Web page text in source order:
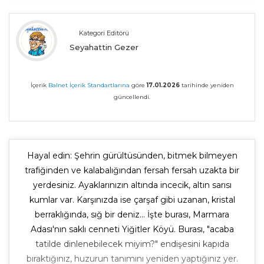
Kategori Editörü
Seyahattin Gezer
İçerik Balnet İçerik Standartlarına göre17.01.2026tarihinde yeniden
güncellendi.
Hayal edin: Şehrin gürültüsünden, bitmek bilmeyen
trafiğinden ve kalabalığından fersah fersah uzakta bir
yerdesiniz. Ayaklarınızın altında incecik, altın sarısı
kumlar var. Karşınızda ise çarşaf gibi uzanan, kristal
berraklığında, sığ bir deniz... İşte burası, Marmara
Adası'nın saklı cenneti Yiğitler Köyü. Burası, "acaba
tatilde dinlenebilecek miyim?" endişesini kapıda
bıraktığınız, huzurun tanımını yeniden yaptığınız yer.